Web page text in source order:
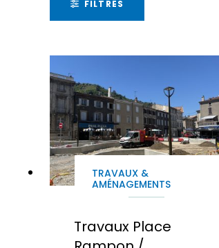
FILTRES
TRAVAUX &
AMÉNAGEMENTS
Travaux Place